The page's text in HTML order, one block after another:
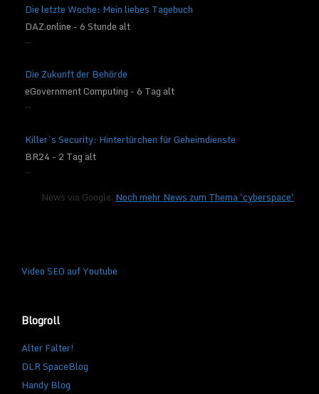
Die letzte Woche: Mein liebes Tagebuch
DAZ.online - 6 Stunde alt
...
Die Zukunft der Behörde
eGovernment Computing - 6 Tag alt
...
Killer’s Security: Hintertürchen für Geheimdienste
BR24 - 2 Tag alt
...
News via Google. Noch mehr News zum Thema 'cyberspace'
Video SEO auf Youtube
Blogroll
Alter Falter!
DLR SpaceBlog
Handy Blog